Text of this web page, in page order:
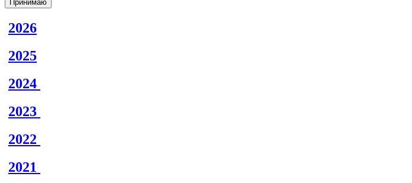
Принимаю
2026
2025
2024
2023
2022
2021